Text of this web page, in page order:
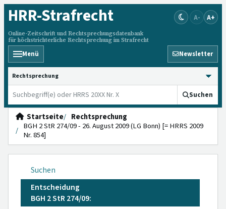
HRR-Strafrecht
Online-Zeitschrift und Rechtsprechungsdatenbank
für höchstrichterliche Rechtsprechung im Strafrecht
A- A+
Menü Newsletter
HRRS durchsuchen
Suchen
Startseite
Rechtsprechung
BGH 2 StR 274/09 - 26. August 2009 (LG Bonn) [= HRRS 2009
Nr. 854]
Suchen
Entscheidung
BGH 2 StR 274/09: